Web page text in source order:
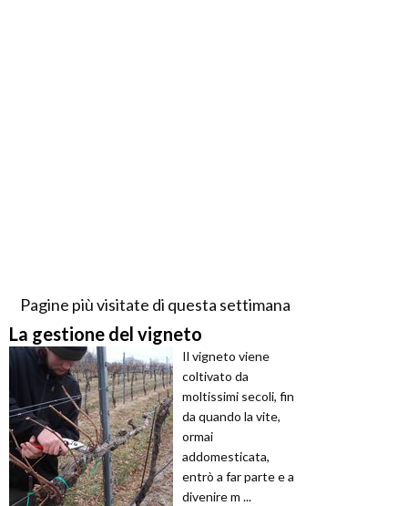
Pagine più visitate di questa settimana
La gestione del vigneto
Il vigneto viene
coltivato da
moltissimi secoli, fin
da quando la vite,
ormai
addomesticata,
entrò a far parte e a
divenire m ...